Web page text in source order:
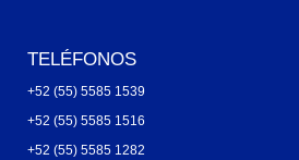
TELÉFONOS
+52 (55) 5585 1539
+52 (55) 5585 1516
+52 (55) 5585 1282